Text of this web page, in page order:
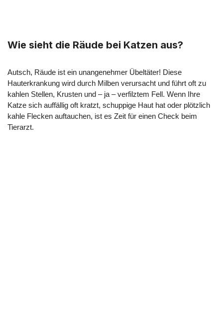
Wie sieht die Räude bei Katzen aus?
Autsch, Räude ist ein unangenehmer Übeltäter! Diese
Hauterkrankung wird durch Milben verursacht und führt oft zu
kahlen Stellen, Krusten und – ja – verfilztem Fell. Wenn Ihre
Katze sich auffällig oft kratzt, schuppige Haut hat oder plötzlich
kahle Flecken auftauchen, ist es Zeit für einen Check beim
Tierarzt.